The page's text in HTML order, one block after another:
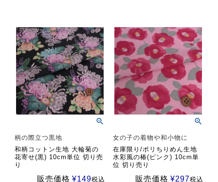
柄の際立つ黒地
和柄コットン生地 大輪菊の
花寄せ(黒) 10cm単位 切り売
り
販売価格 ¥149税込
女の子の着物や和小物に
在庫限り/ポリちりめん生地
水彩風の椿(ピンク) 10cm単
位 切り売り
販売価格 ¥297税込